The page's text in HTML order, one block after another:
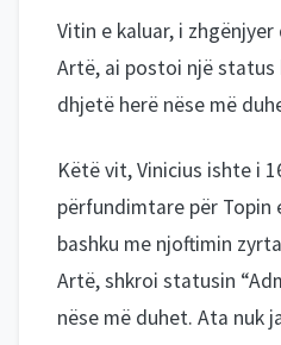
Vitin e kaluar, i
Artë, ai postoi një status
dhjetë herë nëse më
Këtë vit, Vinicius ishte i
përfundimtare për Topin
bashku me njoftimin
Artë, shkroi statusin
nëse më duhet. Ata nuk